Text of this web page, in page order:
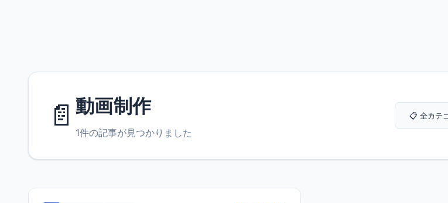
📄 動画制作
1件の記事が見つかりました
📋 全カテ